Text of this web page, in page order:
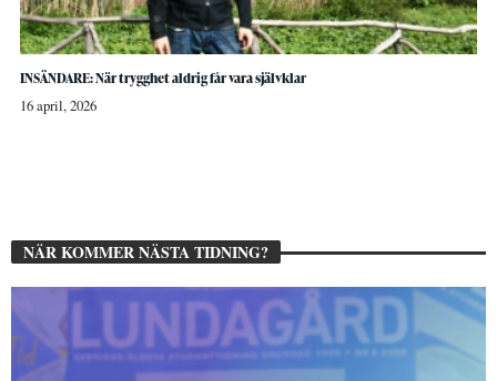
INSÄNDARE: När trygghet aldrig får vara självklar
16 april, 2026
NÄR KOMMER NÄSTA TIDNING?